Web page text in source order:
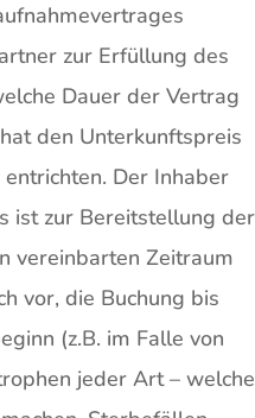
zur Erfüllung des
Dauer der Vertrag
den Unterkunftspreis
Der Inhaber
ist zur Bereitstellung der
vereinbarten Zeitraum
vor, die Buchung bis
(z.B. im Falle von
jeder Art – welche